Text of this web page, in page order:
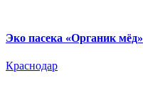
Эко пасека «Органик мёд»
Краснодар